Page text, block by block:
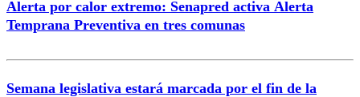
Alerta por calor extremo: Senapred activa Alerta
Temprana Preventiva en tres comunas
Semana legislativa estará marcada por el fin de la